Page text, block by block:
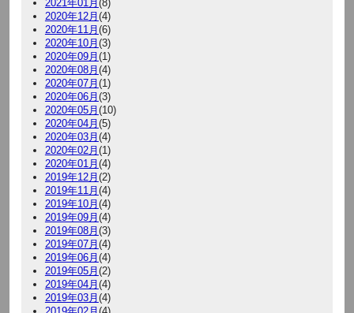
2021年01月 (8)
2020年12月 (4)
2020年11月 (6)
2020年10月 (3)
2020年09月 (1)
2020年08月 (4)
2020年07月 (1)
2020年06月 (3)
2020年05月 (10)
2020年04月 (5)
2020年03月 (4)
2020年02月 (1)
2020年01月 (4)
2019年12月 (2)
2019年11月 (4)
2019年10月 (4)
2019年09月 (4)
2019年08月 (3)
2019年07月 (4)
2019年06月 (4)
2019年05月 (2)
2019年04月 (4)
2019年03月 (4)